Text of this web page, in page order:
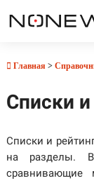
Главная >
Списки и
Списки и
на разделы. В
сравнивающие